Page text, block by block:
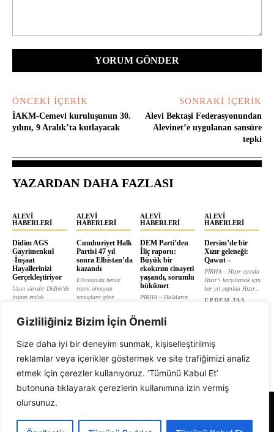
Gizliliğiniz Bizim İçin Önemli
Size daha iyi bir deneyim sunmak, kişiselleştirilmiş
reklamlar veya içerikler göstermek ve site trafiğimizi analiz
etmek için çerezler kullanıyoruz. ‘Tümünü Kabul Et’
butonuna tıklayarak çerezlerin kullanımına izin vermiş
olursunuz.
ÖNCEKI İÇERIK
İAKM-Cemevi kuruluşunun 30.
yılını, 9 Aralık’ta kutlayacak
SONRAKI İÇERIK
Alevi Bektaşi Federasyonundan
Alevinet’e uygulanan sansüre
tepki
YAZARDAN DAHA FAZLASI
ALEVI
HABERLERI
Didim AGS
Gayrimenkul
-İnşaat
Hayallerinizi
Gerçekleştiriyor
Uzun süredir Didim’de
inşaat emlak
yapan AGS...
ALEVI
HABERLERI
Cumhuriyet Halk
Partisi 47 yıl
sonra Elbistan’da
kazandı
Elbistan'da henüz
resmi olmayan
sonuçlara göre
Partisi 47 yıl...
ERDEM TAŞ
ALEVI
HABERLERI
DEM Parti’den
İliç raporu:
Büyük bir
ekokırım cinayeti
yaşandı, sorumlu
hükümet
PİRHA – Halkların
Erzincan’da yaşanan...
ALEVI
HABERLERI
Dersim’de bir
Xızır geleneği:
Qawut –
PİRHA – Hızır ayında
Hızır’ı karşılamak için
her yıl yapılan Hızır...
ERDEM TAŞ
Alevi Gazetesi